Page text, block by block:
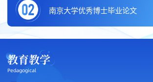
02 南京大学优秀博士毕业论文
教育教学
Pedagogical